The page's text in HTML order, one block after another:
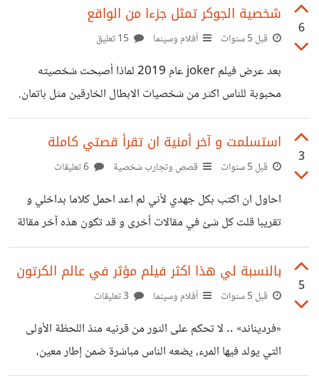
6
شخصية الجوكر تمثل جزءا من الواقع
قبل 5 سنوات أفلام وسينما
بعد عرض فيلم joker عام 2019 لماذا أصبحت شخصيته
محبوبة للناس اكثر من شخصيات الابطال الخارقين مثل باتمان.
لكي نعرف و نفهم و لو جزءا من بسيطا من الجواب يجب علينا
معرفته ماضيه و كيف حصل على ابتسامته الشهيرة و ما وراء
هذه الندوب. “أحيانا أتذكره بشكل ما، وأحيانا أخرى بشكل مغاير،
بهذه الكلمات يصف الجوكر ماضيه الذي لا يمكنه تذكره بشكل
واضح و لكن يحكي جوكر هيث ليدجر
3
استسلمت و آخر أمنية ان تقرأ قصتي كاملة
قبل 5 سنوات قصص وتجارب شخصية
احاول ان اكتب بكل جهدي لأني لم اعد احمل كلاما بداخلي و
تقريبا قلت كل شئ في مقالات أخرى و قد تكون هذه آخر مقالة
لي و اردت ان اصارح بشئ وهو ان حتى اسمي و لقبي الذي
أضعه في هذا الموقع هو أصلا ليس بالحقيقي لان نظام الموقع
يشترط ان تكون المساهمات علنية الى حين الفرصة
كانت صدفة حيث أني في البداية كانت نيتي البحث عن موقع
استشارات نفسية لعلي اجد
5
بالنسبة لي هذا اكثر فيلم مؤثر في عالم الكرتون
قبل 5 سنوات أفلام وسينما
«فرديناند» .. لا تحكم على الثور من قرنيه منذ اللحظة الأولى
التي يولد فيها المرء، يضعه الناس مباشرة ضمن إطار معين،
مقولب بصورة نمطية، لا يمكنه الخروج عنها، بناء على نظراته